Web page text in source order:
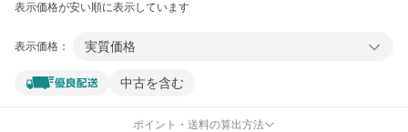
表示価格が安い順に表示しています
表示価格： 実質価格
中古を含む
ポイント・送料の算出方法